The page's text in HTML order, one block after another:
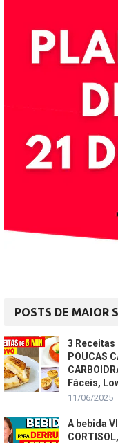
POSTS DE MAIOR
3 Receitas
POUCAS
Fáceis,
11/06/2025
A bebida